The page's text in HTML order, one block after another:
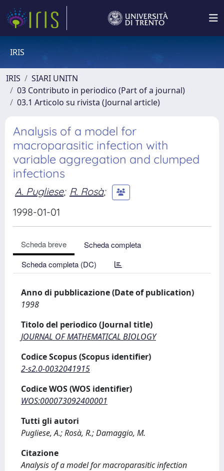
IRIS
IRIS
SIARI UNITN
03 Contributo in periodico (Part of a journal)
03.1 Articolo su rivista (Journal article)
Analysis of a model for
macroparasitic infection with
variable aggregation and clumped
infections
A. Pugliese; R. Rosà;
1998-01-01
Scheda breve
Scheda completa
Scheda completa (DC)
Anno di pubblicazione (Date of publication)
1998
Titolo del periodico (Journal title)
JOURNAL OF MATHEMATICAL BIOLOGY
Codice Scopus (Scopus identifier)
2-s2.0-0032041915
Codice WOS (WOS identifier)
WOS:000073092400001
Tutti gli autori
Pugliese, A.; Rosà, R.; Damaggio, M.
Citazione
Analysis of a model for macroparasitic infection